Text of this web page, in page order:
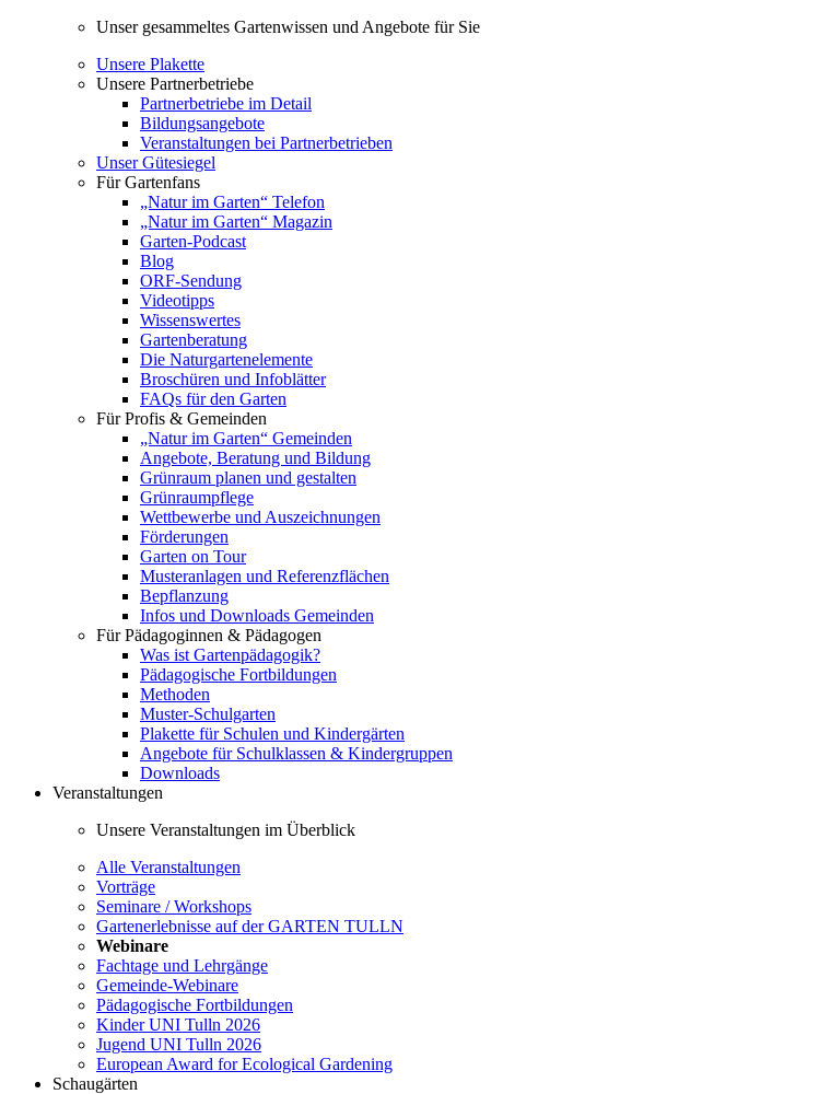
Unser gesammeltes Gartenwissen und Angebote für Sie
Unsere Plakette
Unsere Partnerbetriebe
Partnerbetriebe im Detail
Bildungsangebote
Veranstaltungen bei Partnerbetrieben
Unser Gütesiegel
Für Gartenfans
„Natur im Garten“ Telefon
„Natur im Garten“ Magazin
Garten-Podcast
Blog
ORF-Sendung
Videotipps
Wissenswertes
Gartenberatung
Die Naturgartenelemente
Broschüren und Infoblätter
FAQs für den Garten
Für Profis & Gemeinden
„Natur im Garten“ Gemeinden
Angebote, Beratung und Bildung
Grünraum planen und gestalten
Grünraumpflege
Wettbewerbe und Auszeichnungen
Förderungen
Garten on Tour
Musteranlagen und Referenzflächen
Bepflanzung
Infos und Downloads Gemeinden
Für Pädagoginnen & Pädagogen
Was ist Gartenpädagogik?
Pädagogische Fortbildungen
Methoden
Muster-Schulgarten
Plakette für Schulen und Kindergärten
Angebote für Schulklassen & Kindergruppen
Downloads
Veranstaltungen
Unsere Veranstaltungen im Überblick
Alle Veranstaltungen
Vorträge
Seminare / Workshops
Gartenerlebnisse auf der GARTEN TULLN
Webinare
Fachtage und Lehrgänge
Gemeinde-Webinare
Pädagogische Fortbildungen
Kinder UNI Tulln 2026
Jugend UNI Tulln 2026
European Award for Ecological Gardening
Schaugärten